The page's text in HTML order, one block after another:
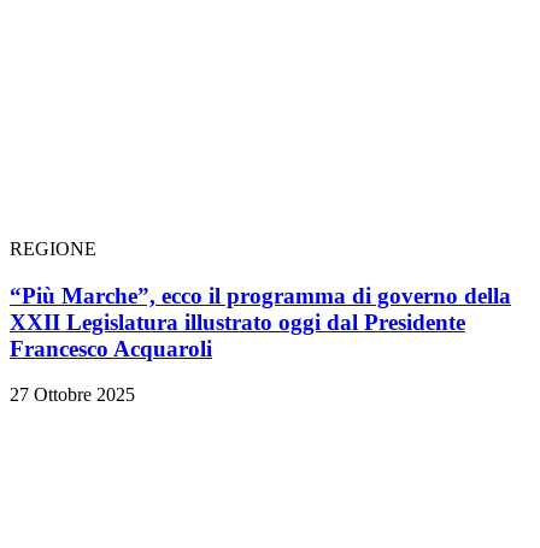
REGIONE
“Più Marche”, ecco il programma di governo della
XXII Legislatura illustrato oggi dal Presidente
Francesco Acquaroli
27 Ottobre 2025